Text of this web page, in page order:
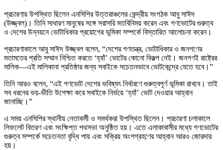
প্রচারণায় উপস্থিত ছিলেন এনসিপির উত্তরাঞ্চলের কেন্দ্রীয় সংগঠক আবু সাঈদ
(উজ্জ্বল)। তিনি সাধারণ মানুষের সঙ্গে সরাসরি মতবিনিময় করেন এবং গণভোটের গুরুত্ব
ও দেশের উন্নয়নে ভোটাধিকার প্রয়োগের ভূমিকা সম্পর্কে বিস্তারিত আলোচনা করেন।
প্রচারণাকালে আবু সাঈদ উজ্জ্বল বলেন, “দেশের গণতন্ত্র, ভোটাধিকার ও জনগণের
মতামতের প্রতি সম্মান নিশ্চিত করতে ‘হ্যাঁ’ ভোটের কোনো বিকল্প নেই। জনগণই রাষ্ট্রের
মালিক—এই মালিকানা প্রতিষ্ঠার জন্য সবাইকে সচেতনভাবে ভোটকেন্দ্রে যেতে হবে।”
তিনি আরও বলেন, “এই গণভোট দেশের ভবিষ্যৎ নির্ধারণে গুরুত্বপূর্ণ ভূমিকা রাখবে। তাই
সব ধরনের ভয়-ভীতি উপেক্ষা করে সবাইকে নির্ভয়ে ‘হ্যাঁ’ ভোট দেওয়ার আহ্বান
জানাচ্ছি।”
এ সময় এনসিপির স্থানীয় নেতাকর্মী ও সমর্থকরা উপস্থিত ছিলেন। প্রচারণা চলাকালে
লিফলেট বিতরণ এবং সংক্ষিপ্ত পথসভা অনুষ্ঠিত হয়। এতে এলাকাবাসীর মধ্যে গণভোটের
গুরুত্ব সম্পর্কে সচেতনতা বৃদ্ধি পায় এবং সক্রিয় অংশগ্রহণের আহ্বান আরও জোরদার
হয়।